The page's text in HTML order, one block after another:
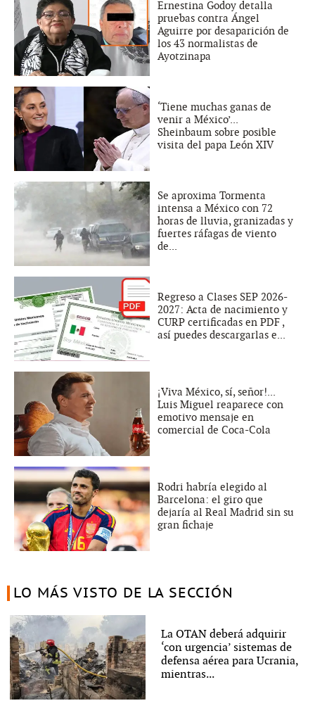
Ernestina Godoy detalla
pruebas contra Ángel
Aguirre por desaparición de
los 43 normalistas de
Ayotzinapa
‘Tiene muchas ganas de
venir a México’...
Sheinbaum sobre posible
visita del papa León XIV
Se aproxima Tormenta
intensa a México con 72
horas de lluvia, granizadas y
fuertes ráfagas de viento
de...
Regreso a Clases SEP 2026-
2027: Acta de nacimiento y
CURP certificadas en PDF ,
así puedes descargarlas e...
¡Viva México, sí, señor!...
Luis Miguel reaparece con
emotivo mensaje en
comercial de Coca-Cola
Rodri habría elegido al
Barcelona: el giro que
dejaría al Real Madrid sin su
gran fichaje
LO MÁS VISTO DE LA SECCIÓN
La OTAN deberá adquirir
‘con urgencia’ sistemas de
defensa aérea para Ucrania,
mientras...